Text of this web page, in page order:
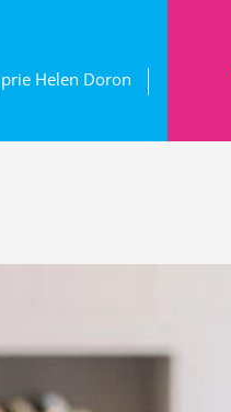
Helen Doron